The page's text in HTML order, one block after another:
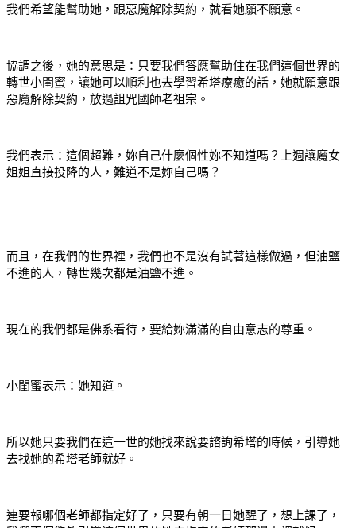
我們希望能幫助她，跟惡魔解除契約，就看她願不願意。
協調之後，她的意思是：只要我們答應幫助住在我們這個世界的
轉世小閨蜜，讓她可以順利也去學習希塔療癒的話，她就願意跟
惡魔解除契約，放過詛咒國師老祖宗。
我們表示：這個超難，妳自己什麼個性妳不知道嗎？上週讓魔女
姐姐直接投降的人，難道不是妳自己嗎？
而且，在我們的世界裡，我們也不是沒有試著這樣做過，但油鹽
不進的人，轉世幾次都是油鹽不進。
現在的我們都是佛系看待，要給妳滿滿的自由意志的尊重。
小閨蜜表示：她知道。
所以她只要我們在這一世的她找來說要諮詢希塔的時候，引導她
去找她的希塔老師就好。
連要報哪個老師都指定好了，只要有朝一日她醒了，想上課了，